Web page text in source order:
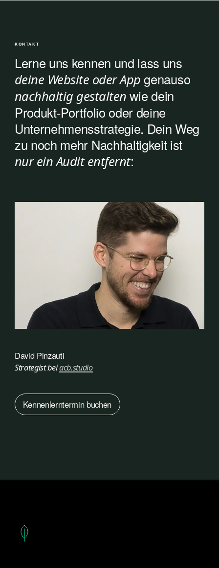
KONTAKT
Lerne uns kennen und lass uns
deine Website oder App genauso
nachhaltig gestalten wie dein
Produkt-Portfolio oder deine
Unternehmensstrategie. Dein Weg
zu noch mehr Nachhaltigkeit ist
nur ein Audit entfernt:
David Pinzauti
Strategist beiacb.studio
Ken­nen­lern­ter­min buchen